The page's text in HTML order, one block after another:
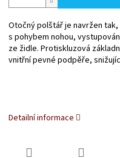
Otočný polštář je navržen
s pohybem nohou,
ze židle. Protiskluzová
vnitřní pevné podpěře,
Detailní informace